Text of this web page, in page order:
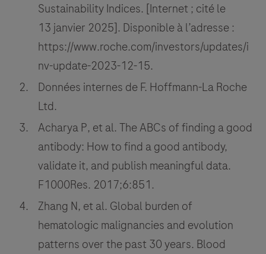
Sustainability Indices. [Internet ; cité le
13 janvier 2025]. Disponible à l’adresse :
https://www.roche.com/investors/updates/i
nv-update-2023-12-15.
Données internes de F. Hoffmann-La Roche
Ltd.
Acharya P, et al. The ABCs of finding a good
antibody: How to find a good antibody,
validate it, and publish meaningful data.
F1000Res. 2017;6:851.
Zhang N, et al. Global burden of
hematologic malignancies and evolution
patterns over the past 30 years. Blood